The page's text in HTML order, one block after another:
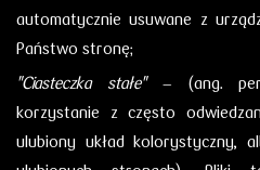
automatycznie usuwane z
Państwo stronę;
"Ciasteczka stałe"– (ang.
korzystanie z często
ulubiony układ kolorystyczny,